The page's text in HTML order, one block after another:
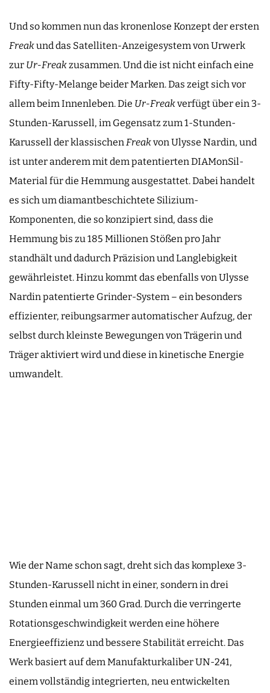
Und so kommen nun das kronenlose Konzept der ersten
Freakund das Satelliten-Anzeigesystem von Urwerk
zur Ur-Freakzusammen. Und die ist nicht einfach eine
Fifty-Fifty-Melange beider Marken. Das zeigt sich vor
allem beim Innenleben. Die Ur-Freakverfügt über ein 3-
Stunden-Karussell, im Gegensatz zum 1-Stunden-
Karussell der klassischen Freakvon Ulysse Nardin, und
ist unter anderem mit dem patentierten DIAMonSil-
Material für die Hemmung ausgestattet. Dabei handelt
es sich um diamantbeschichtete Silizium-
Komponenten, die so konzipiert sind, dass die
Hemmung bis zu 185 Millionen Stößen pro Jahr
standhält und dadurch Präzision und Langlebigkeit
gewährleistet. Hinzu kommt das ebenfalls von Ulysse
Nardin patentierte Grinder-System – ein besonders
effizienter, reibungsarmer automatischer Aufzug, der
selbst durch kleinste Bewegungen von Trägerin und
Träger aktiviert wird und diese in kinetische Energie
umwandelt.
Wie der Name schon sagt, dreht sich das komplexe 3-
Stunden-Karussell nicht in einer, sondern in drei
Stunden einmal um 360 Grad. Durch die verringerte
Rotationsgeschwindigkeit werden eine höhere
Energieeffizienz und bessere Stabilität erreicht. Das
Werk basiert auf dem Manufakturkaliber UN-241,
einem vollständig integrierten, neu entwickelten